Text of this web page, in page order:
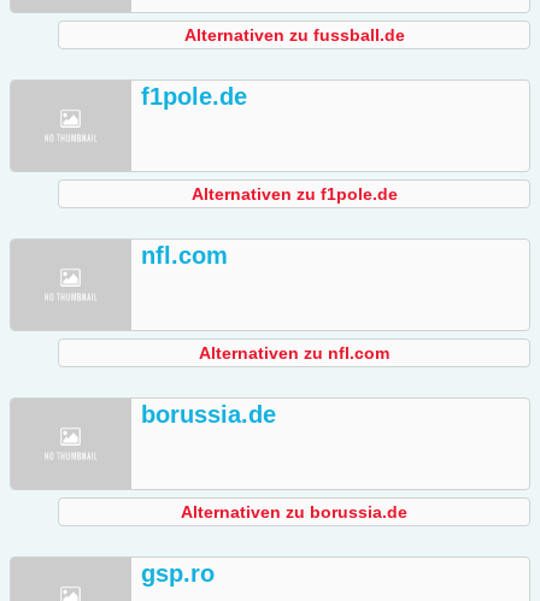
Alternativen zu fussball.de
f1pole.de
Alternativen zu f1pole.de
nfl.com
Alternativen zu nfl.com
borussia.de
Alternativen zu borussia.de
gsp.ro